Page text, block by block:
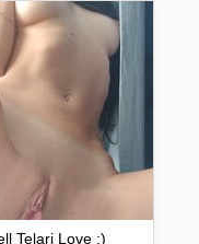
Telari Love :)